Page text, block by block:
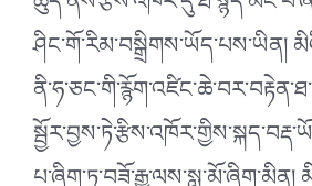
ཤིང་གོ་རིམ་བསྒྲིགས་ཡོད་པས་ཡིན།